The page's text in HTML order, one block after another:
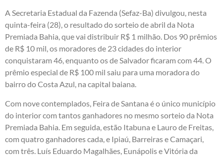
A Secretaria Estadual da Fazenda (Sefaz-Ba) divulgou, nesta
quinta-feira (28), o resultado do sorteio de abril da Nota
Premiada Bahia, que vai distribuir R$ 1 milhão. Dos 90 prêmios
de R$ 10 mil, os moradores de 23 cidades do interior
conquistaram 46, enquanto os de Salvador ficaram com 44. O
prêmio especial de R$ 100 mil saiu para uma moradora do
bairro do Costa Azul, na capital baiana.
Com nove contemplados, Feira de Santana é o único município
do interior com tantos ganhadores no mesmo sorteio da Nota
Premiada Bahia. Em seguida, estão Itabuna e Lauro de Freitas,
com quatro ganhadores cada, e Ipiaú, Barreiras e Camaçari,
com três. Luís Eduardo Magalhães, Eunápolis e Vitória da